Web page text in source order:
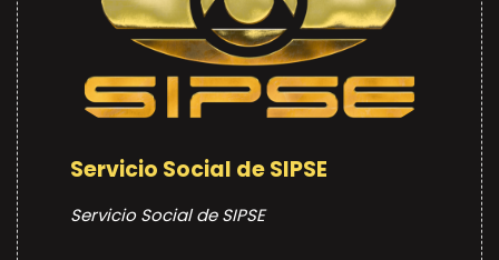
Servicio Social de SIPSE
Servicio Social de SIPSE